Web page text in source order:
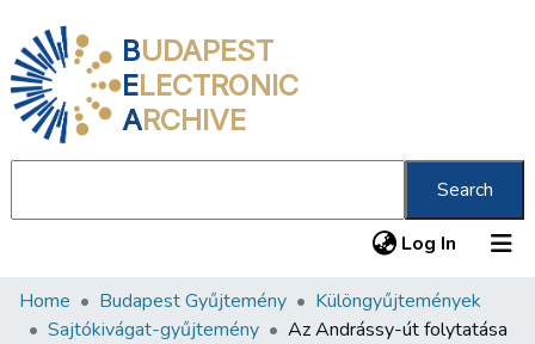
BUDAPEST
ELECTRONIC
ARCHIVE
Search
Log In (current)
Communities & Collections
Home Budapest Gyűjtemény
Különgyűjtemények
Sajtókivágat-gyűjtemény
Az Andrássy-út folytatása